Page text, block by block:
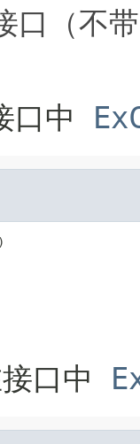
口（不
口中
口中